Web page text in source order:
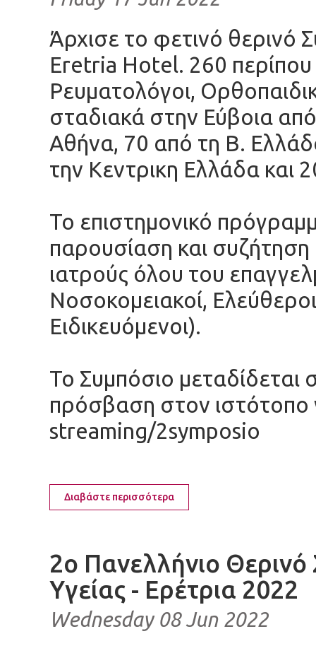
Άρχισε το φετινό
Eretria Hotel. 260
Ρευματολόγοι,
σταδιακά στην Εύβοια
Αθήνα, 70 από τη Β.
την Κεντρικη Ελλάδα και
Το επιστημονικό
παρουσίαση και
ιατρούς όλου του
Νοσοκομειακοί,
Ειδικευόμενοι).
Το Συμπόσιο
πρόσβαση στον
streaming/2symposio
Διαβάστε περισσότερα
2ο Πανελλήνιο
Υγείας - Ερέτρια 2022
Wednesday 08 Jun 2022